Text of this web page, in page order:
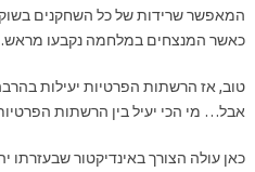
המאפשר שרידות של כל השחקנים
כאשר המנצחים במלחמה נקבעו מראש.
טוב, אז הרשתות הפרטיות יעילות
אבל… מי הכי יעיל בין הרשתות
כאן עולה הצורך באינדיקטור שבעזרתו